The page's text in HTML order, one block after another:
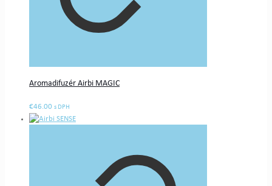
Aromadifuzér Airbi MAGIC
€46.00 s DPH